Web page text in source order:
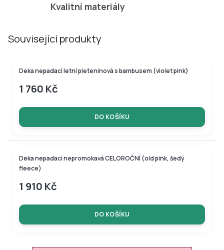
Kvalitní materiály
Související produkty
BAMBUSOVÁ KOLEKCE
Deka nepadací letní pleteninová s bambusem (violet pink)
1 760 Kč
DO KOŠÍKU
Deka nepadací nepromokavá CELOROČNÍ (old pink, šedý
fleece)
1 910 Kč
DO KOŠÍKU